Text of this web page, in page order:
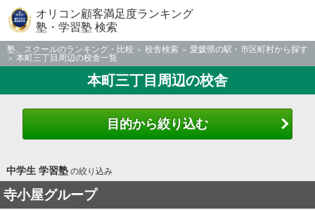
オリコン顧客満足度ランキング
塾・学習塾 検索
塾、スクールのランキング・比較 校舎検索
愛媛県の駅・市区町村から探す
本町三丁目周辺の校舎一覧
本町三丁目周辺の校舎
目的から絞り込む
中学生 学習塾の絞り込み
寺小屋グループ